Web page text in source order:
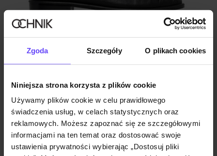
Zgoda Szczegóły O plikach cookies
Niniejsza strona korzysta z plików cookie
Używamy plików cookie w celu prawidłowego
świadczenia usług, w celach statystycznych oraz
reklamowych. Możesz zapoznać się ze szczegółowymi
informacjami na ten temat oraz dostosować swoje
ustawienia prywatności wybierając „Dostosuj pliki
Czarne skórzane mokasyny damskie
5.0 (1)